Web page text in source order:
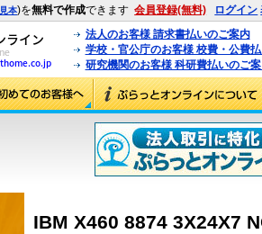
見本)を無料で作成できます 会員登録(無料) ログイン
法人のお客様 請求書払いのご案内
学校・官公庁のお客様 校費・公費
研究機関のお客様 科研費払いのご
IBM X460 8874 3X24X7